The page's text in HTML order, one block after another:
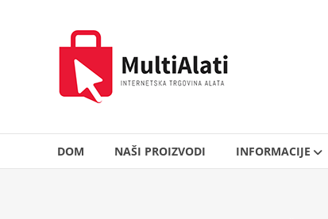
MultiAlati
Internetska
trgovina
alata
DOM NAŠI PROIZVODI INFORMACIJE